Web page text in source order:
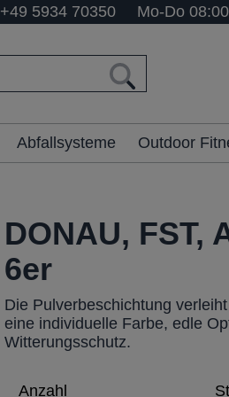
+49 5934 70350 Mo-Do
Abfallsysteme Outdoor
DONAU, FST,
6er
Die Pulverbeschichtung
eine individuelle Farbe, edle
Witterungsschutz.
Anzahl